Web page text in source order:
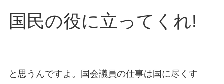
国民の役に立ってくれ!
と思うんですよ。国会議員の仕事は国に尽くす